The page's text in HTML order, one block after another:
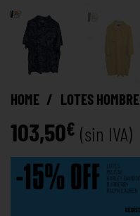
HOME / LOTES HOMBRE
103,50€ (sin IVA)